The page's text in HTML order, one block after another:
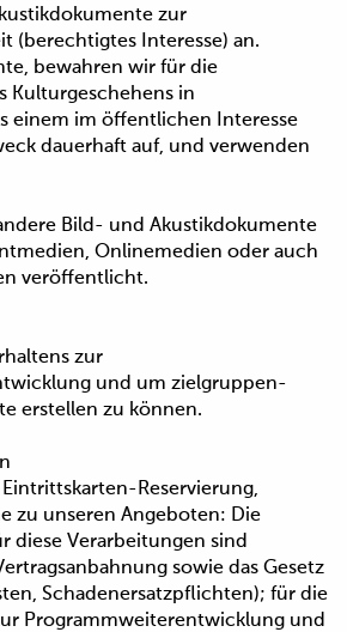
zur
(berechtigtes Interesse) an.
bewahren wir für die
Kulturgeschehens in
einem im öffentlichen Interesse
dauerhaft auf, und verwenden
Bild- und Akustikdokumente
Onlinemedien oder auch
veröffentlicht.
zur
und um zielgruppen-
erstellen zu können.
Reservierung,
zu unseren Angeboten: Die
diese Verarbeitungen sind
sowie das Gesetz
Schadenersatzpflichten); für die
Programmweiterentwicklung und